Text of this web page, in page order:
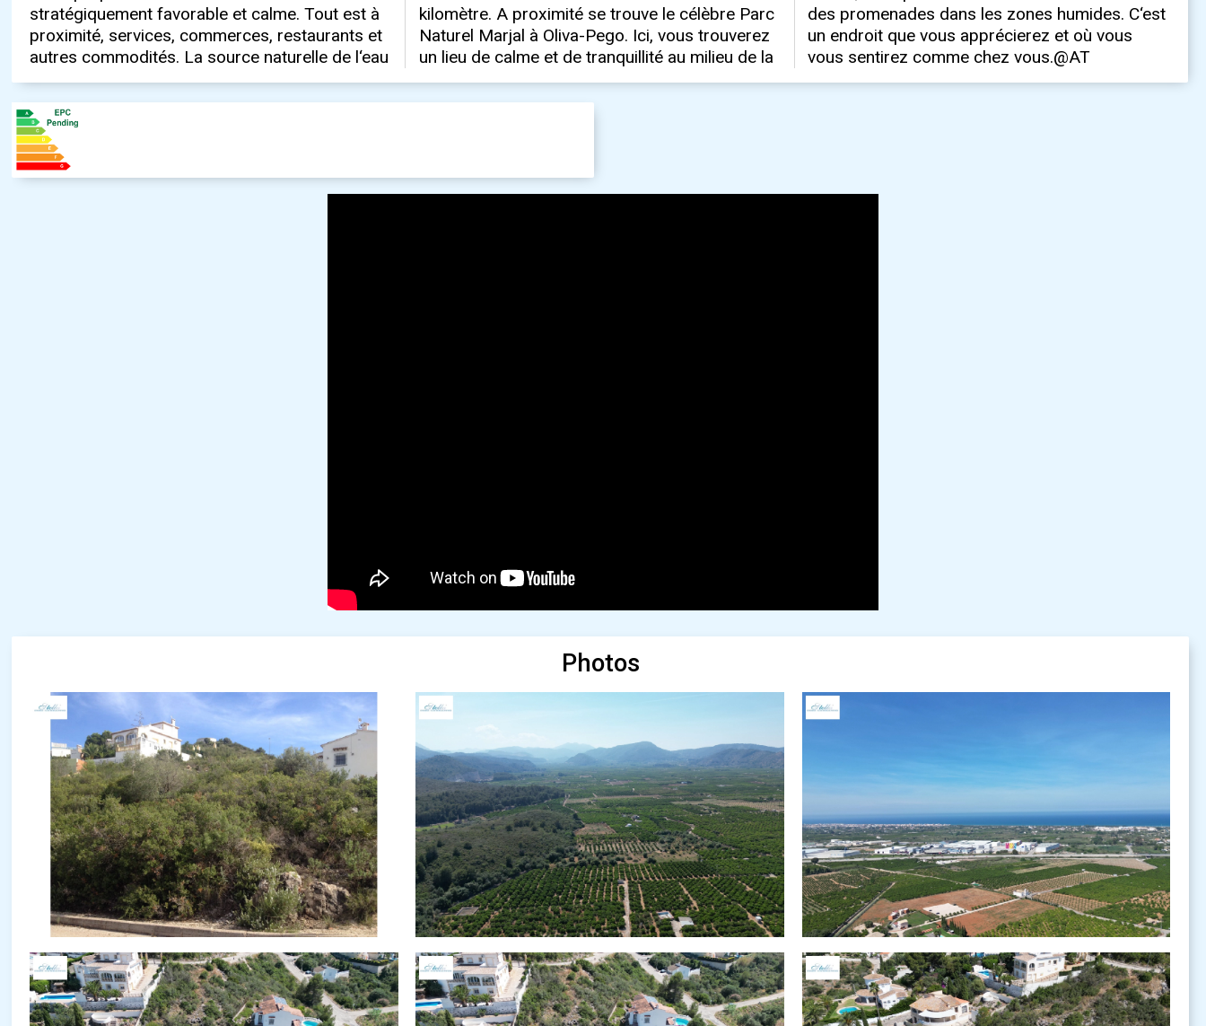
stratégiquement favorable et calme. Tout est à
proximité, services, commerces, restaurants et
autres commodités. La source naturelle de l‘eau
kilomètre. A proximité se trouve le célèbre Parc
Naturel Marjal à Oliva-Pego. Ici, vous trouverez
un lieu de calme et de tranquillité au milieu de la
des promenades dans les zones humides. C‘est
un endroit que vous apprécierez et où vous
vous sentirez comme chez vous.@AT
Photos